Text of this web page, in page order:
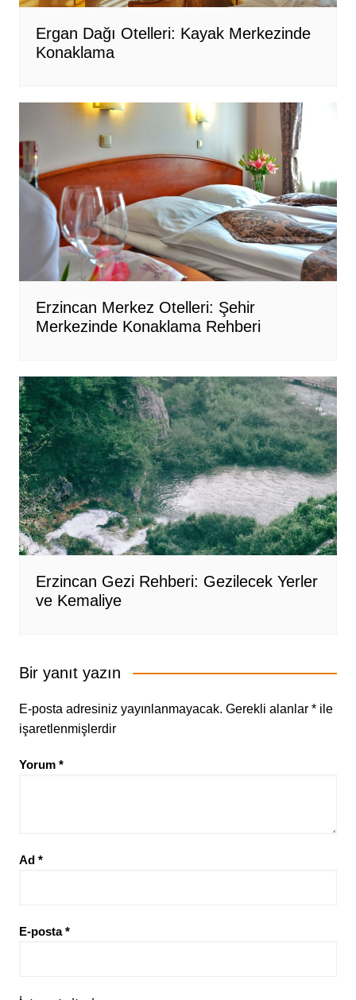
Ergan Dağı Otelleri: Kayak Merkezinde
Konaklama
Erzincan Merkez Otelleri: Şehir
Merkezinde Konaklama Rehberi
Erzincan Gezi Rehberi: Gezilecek Yerler
ve Kemaliye
Bir yanıt yazın
E-posta adresiniz yayınlanmayacak. Gerekli alanlar *ile
işaretlenmişlerdir
Yorum *
Ad *
E-posta*